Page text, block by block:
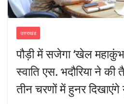
उत्तराखंड
पौड़ी में सजेगा ‘खेल
स्वाति एस. भदौरिया ने की
तीन चरणों में हुनर दिखाएंगे